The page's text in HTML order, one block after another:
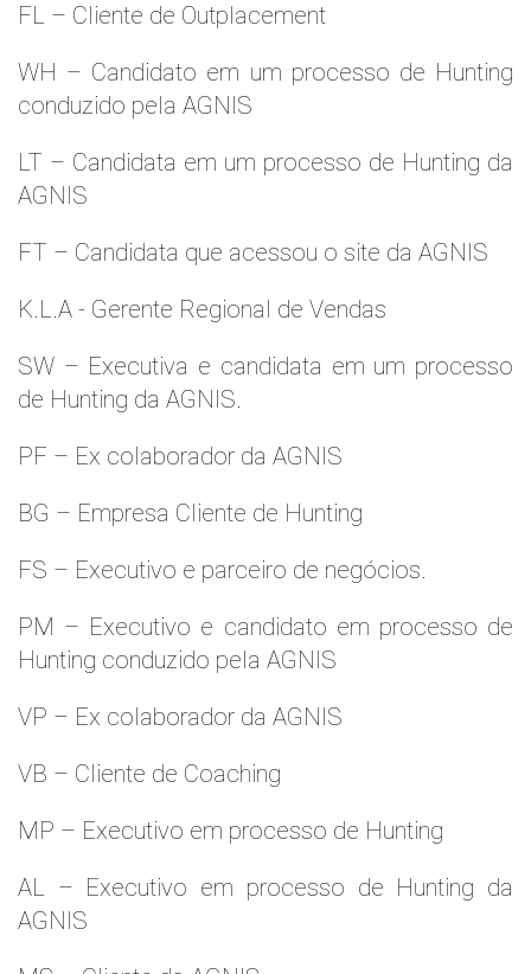
FL – Cliente de Outplacement
WH – Candidato em um processo de Hunting
conduzido pela AGNIS
LT – Candidata em um processo de Hunting da
AGNIS
FT – Candidata que acessou o site da AGNIS
K.L.A - Gerente Regional de Vendas
SW – Executiva e candidata em um processo
de Hunting da AGNIS.
PF – Ex colaborador da AGNIS
BG – Empresa Cliente de Hunting
FS – Executivo e parceiro de negócios.
PM – Executivo e candidato em processo de
Hunting conduzido pela AGNIS
VP – Ex colaborador da AGNIS
VB – Cliente de Coaching
MP – Executivo em processo de Hunting
AL – Executivo em processo de Hunting da
AGNIS